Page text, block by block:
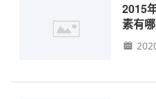
2015
素有